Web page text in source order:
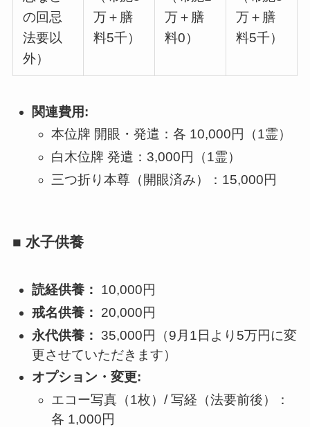
の回忌
法要以
外）
万＋膳
料5千）
万＋膳
料0）
万＋膳
料5千）
関連費用:
本位牌 開眼・発遣：各 10,000円（1霊）
白木位牌 発遣：3,000円（1霊）
三つ折り本尊（開眼済み）：15,000円
■ 水子供養
読経供養：
10,000円
戒名供養：
20,000円
永代供養： 35,000円（9月1日より5万円に変
更させていただきます）
オプション・変更:
エコー写真（1枚）/ 写経（法要前後）：
各 1,000円